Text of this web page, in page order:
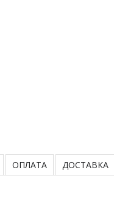
ОПЛАТА ДОСТАВКА